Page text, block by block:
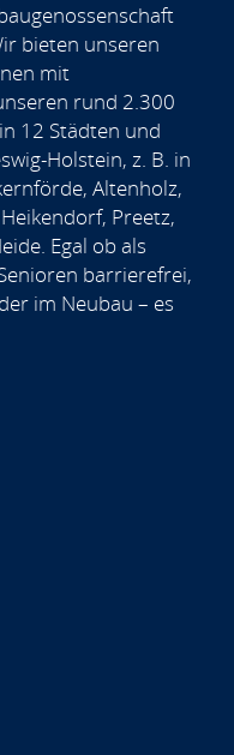
bieten unseren
mit
rund 2.300
12 Städten und
Holstein, z. B. in
Altenholz,
Preetz,
Egal ob als
barrierefrei,
im Neubau – es